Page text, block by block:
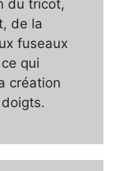
du tricot,
de la
fuseaux
qui
création